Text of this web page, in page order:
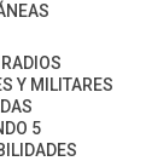
Y MILITARES
5